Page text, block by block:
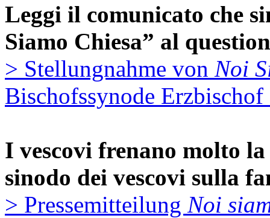
Leggi il comunicato che
Siamo Chiesa” al
> Stellungnahme von Noi
Bischofssynode
I vescovi frenano molto
sinodo dei vescovi sulla
> Pressemitteilung Noi